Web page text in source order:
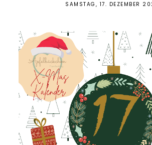
SAMSTAG, 17. DEZEMBER